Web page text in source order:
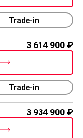
Trade-in
3 614 900
Trade-in
3 934 900